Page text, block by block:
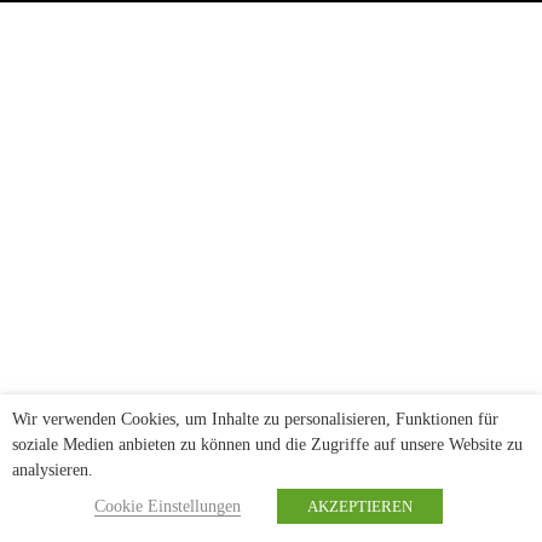
Wir verwenden Cookies, um Inhalte zu personalisieren, Funktionen für
soziale Medien anbieten zu können und die Zugriffe auf unsere Website zu
analysieren.
Cookie Einstellungen
AKZEPTIEREN